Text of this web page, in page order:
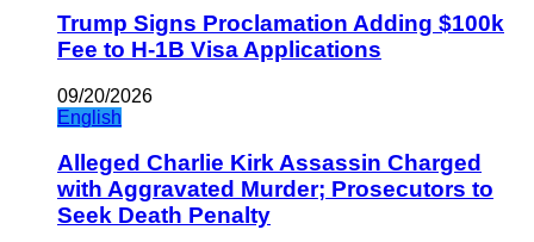
Trump Signs Proclamation Adding $100k
Fee to H-1B Visa Applications
09/20/2026
English
Alleged Charlie Kirk Assassin Charged
with Aggravated Murder; Prosecutors to
Seek Death Penalty